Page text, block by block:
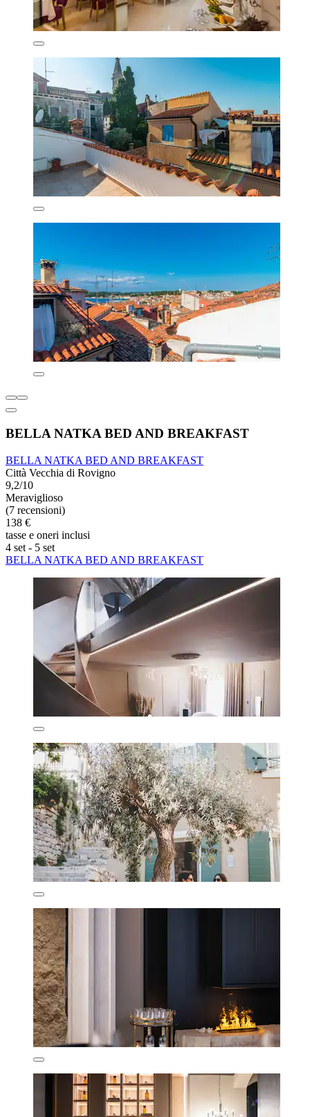
BELLA NATKA BED AND BREAKFAST
BELLA NATKA BED AND BREAKFAST
Città Vecchia di Rovigno
9,2/10
Meraviglioso
(7 recensioni)
138 €
tasse e oneri inclusi
4 set - 5 set
BELLA NATKA BED AND BREAKFAST